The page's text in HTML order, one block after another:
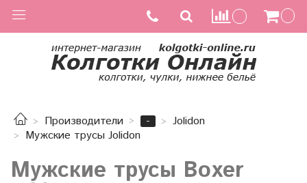
Производители -
Jolidon
Мужские трусы Jolidon
Мужские трусы Boxer